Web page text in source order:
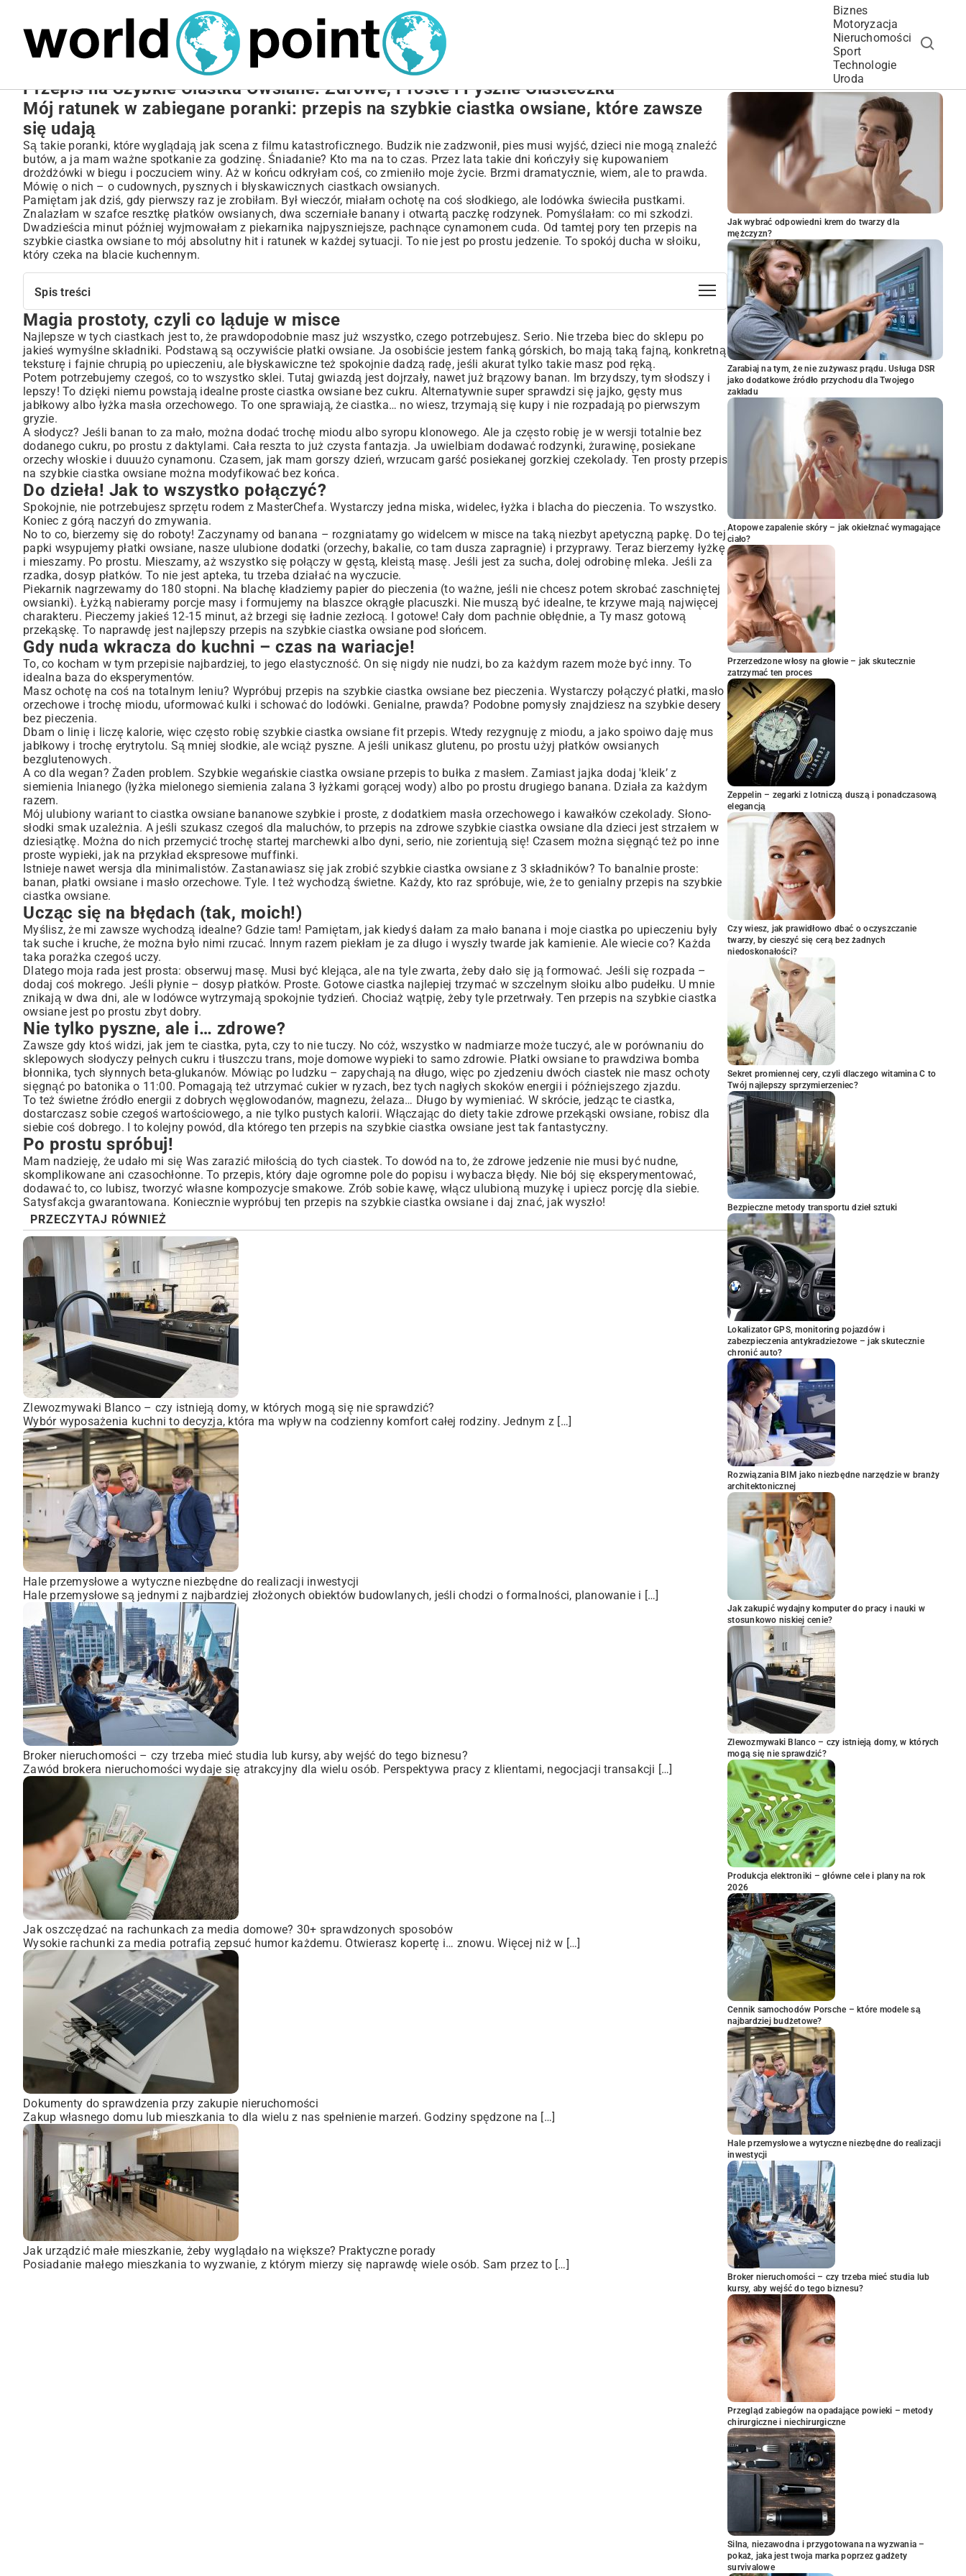
Biznes
Motoryzacja
Nieruchomości
Sport
Technologie
Uroda
NIERUCHOMOŚCI
Przepis na Szybkie Ciastka Owsiane: Zdrowe, Proste i Pyszne Ciasteczka
Mój ratunek w zabiegane poranki: przepis na szybkie ciastka owsiane, które zawsze
się udają
Są takie poranki, które wyglądają jak scena z filmu katastroficznego. Budzik nie zadzwonił, pies musi wyjść, dzieci nie mogą znaleźć
butów, a ja mam ważne spotkanie za godzinę. Śniadanie? Kto ma na to czas. Przez lata takie dni kończyły się kupowaniem
drożdżówki w biegu i poczuciem winy. Aż w końcu odkryłam coś, co zmieniło moje życie. Brzmi dramatycznie, wiem, ale to prawda.
Mówię o nich – o cudownych, pysznych i błyskawicznych ciastkach owsianych.
Pamiętam jak dziś, gdy pierwszy raz je zrobiłam. Był wieczór, miałam ochotę na coś słodkiego, ale lodówka świeciła pustkami.
Znalazłam w szafce resztkę płatków owsianych, dwa sczerniałe banany i otwartą paczkę rodzynek. Pomyślałam: co mi szkodzi.
Dwadzieścia minut później wyjmowałam z piekarnika najpyszniejsze, pachnące cynamonem cuda. Od tamtej pory ten przepis na
szybkie ciastka owsiane to mój absolutny hit i ratunek w każdej sytuacji. To nie jest po prostu jedzenie. To spokój ducha w słoiku,
który czeka na blacie kuchennym.
Spis treści
Magia prostoty, czyli co ląduje w misce
Do dzieła! Jak to wszystko połączyć?
Gdy nuda wkracza do kuchni – czas na wariacje!
Ucząc się na błędach (tak, moich!)
Nie tylko pyszne, ale i… zdrowe?
Po prostu spróbuj!
Magia prostoty, czyli co ląduje w misce
Najlepsze w tych ciastkach jest to, że prawdopodobnie masz już wszystko, czego potrzebujesz. Serio. Nie trzeba biec do sklepu po
jakieś wymyślne składniki. Podstawą są oczywiście płatki owsiane. Ja osobiście jestem fanką górskich, bo mają taką fajną, konkretną
teksturę i fajnie chrupią po upieczeniu, ale błyskawiczne też spokojnie dadzą radę, jeśli akurat tylko takie masz pod ręką.
Potem potrzebujemy czegoś, co to wszystko sklei. Tutaj gwiazdą jest dojrzały, nawet już brązowy banan. Im brzydszy, tym słodszy i
lepszy! To dzięki niemu powstają idealne proste ciastka owsiane bez cukru. Alternatywnie super sprawdzi się jajko, gęsty mus
jabłkowy albo łyżka masła orzechowego. To one sprawiają, że ciastka… no wiesz, trzymają się kupy i nie rozpadają po pierwszym
gryzie.
A słodycz? Jeśli banan to za mało, można dodać trochę miodu albo syropu klonowego. Ale ja często robię je w wersji totalnie bez
dodanego cukru, po prostu z daktylami. Cała reszta to już czysta fantazja. Ja uwielbiam dodawać rodzynki, żurawinę, posiekane
orzechy włoskie i duuużo cynamonu. Czasem, jak mam gorszy dzień, wrzucam garść posiekanej gorzkiej czekolady. Ten prosty przepis
na szybkie ciastka owsiane można modyfikować bez końca.
Do dzieła! Jak to wszystko połączyć?
Spokojnie, nie potrzebujesz sprzętu rodem z MasterChefa. Wystarczy jedna miska, widelec, łyżka i blacha do pieczenia. To wszystko.
Koniec z górą naczyń do zmywania.
No to co, bierzemy się do roboty! Zaczynamy od banana – rozgniatamy go widelcem w misce na taką niezbyt apetyczną papkę. Do tej
papki wsypujemy płatki owsiane, nasze ulubione dodatki (orzechy, bakalie, co tam dusza zapragnie) i przyprawy. Teraz bierzemy łyżkę
i mieszamy. Po prostu. Mieszamy, aż wszystko się połączy w gęstą, kleistą masę. Jeśli jest za sucha, dolej odrobinę mleka. Jeśli za
rzadka, dosyp płatków. To nie jest apteka, tu trzeba działać na wyczucie.
Piekarnik nagrzewamy do 180 stopni. Na blachę kładziemy papier do pieczenia (to ważne, jeśli nie chcesz potem skrobać zaschniętej
owsianki). Łyżką nabieramy porcje masy i formujemy na blaszce okrągłe placuszki. Nie muszą być idealne, te krzywe mają najwięcej
charakteru. Pieczemy jakieś 12-15 minut, aż brzegi się ładnie zezłocą. I gotowe! Cały dom pachnie obłędnie, a Ty masz gotową
przekąskę. To naprawdę jest najlepszy przepis na szybkie ciastka owsiane pod słońcem.
Gdy nuda wkracza do kuchni – czas na wariacje!
To, co kocham w tym przepisie najbardziej, to jego elastyczność. On się nigdy nie nudzi, bo za każdym razem może być inny. To
idealna baza do eksperymentów.
Masz ochotę na coś na totalnym leniu? Wypróbuj przepis na szybkie ciastka owsiane bez pieczenia. Wystarczy połączyć płatki, masło
orzechowe i trochę miodu, uformować kulki i schować do lodówki. Genialne, prawda? Podobne pomysły znajdziesz na szybkie desery
bez pieczenia.
Dbam o linię i liczę kalorie, więc często robię szybkie ciastka owsiane fit przepis. Wtedy rezygnuję z miodu, a jako spoiwo daję mus
jabłkowy i trochę erytrytolu. Są mniej słodkie, ale wciąż pyszne. A jeśli unikasz glutenu, po prostu użyj płatków owsianych
bezglutenowych.
A co dla wegan? Żaden problem. Szybkie wegańskie ciastka owsiane przepis to bułka z masłem. Zamiast jajka dodaj 'kleik’ z
siemienia lnianego (łyżka mielonego siemienia zalana 3 łyżkami gorącej wody) albo po prostu drugiego banana. Działa za każdym
razem.
Mój ulubiony wariant to ciastka owsiane bananowe szybkie i proste, z dodatkiem masła orzechowego i kawałków czekolady. Słono-
słodki smak uzależnia. A jeśli szukasz czegoś dla maluchów, to przepis na zdrowe szybkie ciastka owsiane dla dzieci jest strzałem w
dziesiątkę. Można do nich przemycić trochę startej marchewki albo dyni, serio, nie zorientują się! Czasem można sięgnąć też po inne
proste wypieki, jak na przykład ekspresowe muffinki.
Istnieje nawet wersja dla minimalistów. Zastanawiasz się jak zrobić szybkie ciastka owsiane z 3 składników? To banalnie proste:
banan, płatki owsiane i masło orzechowe. Tyle. I też wychodzą świetne. Każdy, kto raz spróbuje, wie, że to genialny przepis na szybkie
ciastka owsiane.
Ucząc się na błędach (tak, moich!)
Myślisz, że mi zawsze wychodzą idealne? Gdzie tam! Pamiętam, jak kiedyś dałam za mało banana i moje ciastka po upieczeniu były
tak suche i kruche, że można było nimi rzucać. Innym razem piekłam je za długo i wyszły twarde jak kamienie. Ale wiecie co? Każda
taka porażka czegoś uczy.
Dlatego moja rada jest prosta: obserwuj masę. Musi być klejąca, ale na tyle zwarta, żeby dało się ją formować. Jeśli się rozpada –
dodaj coś mokrego. Jeśli płynie – dosyp płatków. Proste. Gotowe ciastka najlepiej trzymać w szczelnym słoiku albo pudełku. U mnie
znikają w dwa dni, ale w lodówce wytrzymają spokojnie tydzień. Chociaż wątpię, żeby tyle przetrwały. Ten przepis na szybkie ciastka
owsiane jest po prostu zbyt dobry.
Nie tylko pyszne, ale i… zdrowe?
Zawsze gdy ktoś widzi, jak jem te ciastka, pyta, czy to nie tuczy. No cóż, wszystko w nadmiarze może tuczyć, ale w porównaniu do
sklepowych słodyczy pełnych cukru i tłuszczu trans, moje domowe wypieki to samo zdrowie. Płatki owsianeto prawdziwa bomba
błonnika, tych słynnych beta-glukanów. Mówiąc po ludzku – zapychają na długo, więc po zjedzeniu dwóch ciastek nie masz ochoty
sięgnąć po batonika o 11:00. Pomagają też utrzymać cukier w ryzach, bez tych nagłych skoków energii i późniejszego zjazdu.
To też świetne źródło energii z dobrych węglowodanów, magnezu, żelaza… Długo by wymieniać. W skrócie, jedząc te ciastka,
dostarczasz sobie czegoś wartościowego, a nie tylko pustych kalorii. Włączając do diety takie zdrowe przekąski owsiane, robisz dla
siebie coś dobrego. I to kolejny powód, dla którego ten przepis na szybkie ciastka owsiane jest tak fantastyczny.
Po prostu spróbuj!
Mam nadzieję, że udało mi się Was zarazić miłością do tych ciastek. To dowód na to, że zdrowe jedzenie nie musi być nudne,
skomplikowane ani czasochłonne. To przepis, który daje ogromne pole do popisu i wybacza błędy. Nie bój się eksperymentować,
dodawać to, co lubisz, tworzyć własne kompozycje smakowe. Zrób sobie kawę, włącz ulubioną muzykę i upiecz porcję dla siebie.
Satysfakcja gwarantowana. Koniecznie wypróbuj ten przepis na szybkie ciastka owsiane i daj znać, jak wyszło!
PRZECZYTAJ RÓWNIEŻ
Zlewozmywaki Blanco – czy istnieją domy, w których mogą się nie sprawdzić?
Wybór wyposażenia kuchni to decyzja, która ma wpływ na codzienny komfort całej rodziny. Jednym z […]
Hale przemysłowe a wytyczne niezbędne do realizacji inwestycji
Hale przemysłowe są jednymi z najbardziej złożonych obiektów budowlanych, jeśli chodzi o formalności, planowanie i […]
Broker nieruchomości – czy trzeba mieć studia lub kursy, aby wejść do tego biznesu?
Zawód brokera nieruchomości wydaje się atrakcyjny dla wielu osób. Perspektywa pracy z klientami, negocjacji transakcji […]
Jak oszczędzać na rachunkach za media domowe? 30+ sprawdzonych sposobów
Wysokie rachunki za media potrafią zepsuć humor każdemu. Otwierasz kopertę i… znowu. Więcej niż w […]
Dokumenty do sprawdzenia przy zakupie nieruchomości
Zakup własnego domu lub mieszkania to dla wielu z nas spełnienie marzeń. Godziny spędzone na […]
Jak urządzić małe mieszkanie, żeby wyglądało na większe? Praktyczne porady
Posiadanie małego mieszkania to wyzwanie, z którym mierzy się naprawdę wiele osób. Sam przez to […]
POPULARNE ARTYKUŁY
Jak wybrać odpowiedni krem do twarzy dla
mężczyzn?
Zarabiaj na tym, że nie zużywasz prądu. Usługa DSR
jako dodatkowe źródło przychodu dla Twojego
zakładu
Atopowe zapalenie skóry – jak okiełznać wymagające
ciało?
Przerzedzone włosy na głowie – jak skutecznie
zatrzymać ten proces
Zeppelin – zegarki z lotniczą duszą i ponadczasową
elegancją
Czy wiesz, jak prawidłowo dbać o oczyszczanie
twarzy, by cieszyć się cerą bez żadnych
niedoskonałości?
Sekret promiennej cery, czyli dlaczego witamina C to
Twój najlepszy sprzymierzeniec?
Bezpieczne metody transportu dzieł sztuki
Lokalizator GPS, monitoring pojazdów i
zabezpieczenia antykradzieżowe – jak skutecznie
chronić auto?
Rozwiązania BIM jako niezbędne narzędzie w branży
architektonicznej
Jak zakupić wydajny komputer do pracy i nauki w
stosunkowo niskiej cenie?
Zlewozmywaki Blanco – czy istnieją domy, w których
mogą się nie sprawdzić?
Produkcja elektroniki – główne cele i plany na rok
2026
Cennik samochodów Porsche – które modele są
najbardziej budżetowe?
Hale przemysłowe a wytyczne niezbędne do realizacji
inwestycji
Broker nieruchomości – czy trzeba mieć studia lub
kursy, aby wejść do tego biznesu?
Przegląd zabiegów na opadające powieki – metody
chirurgiczne i niechirurgiczne
Silna, niezawodna i przygotowana na wyzwania –
pokaż, jaka jest twoja marka poprzez gadżety
survivalowe